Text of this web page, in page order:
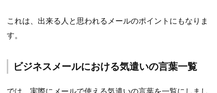
これは、出来る人と思われるメールのポイントにもなりま
す。
ビジネスメールにおける気遣いの言葉一覧
では、実際にメールで使える気遣いの言葉を一覧にしまし